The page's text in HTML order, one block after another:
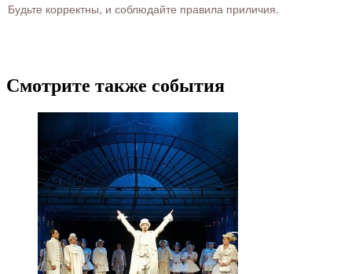
Будьте корректны, и соблюдайте правила приличия.
Смотрите также события